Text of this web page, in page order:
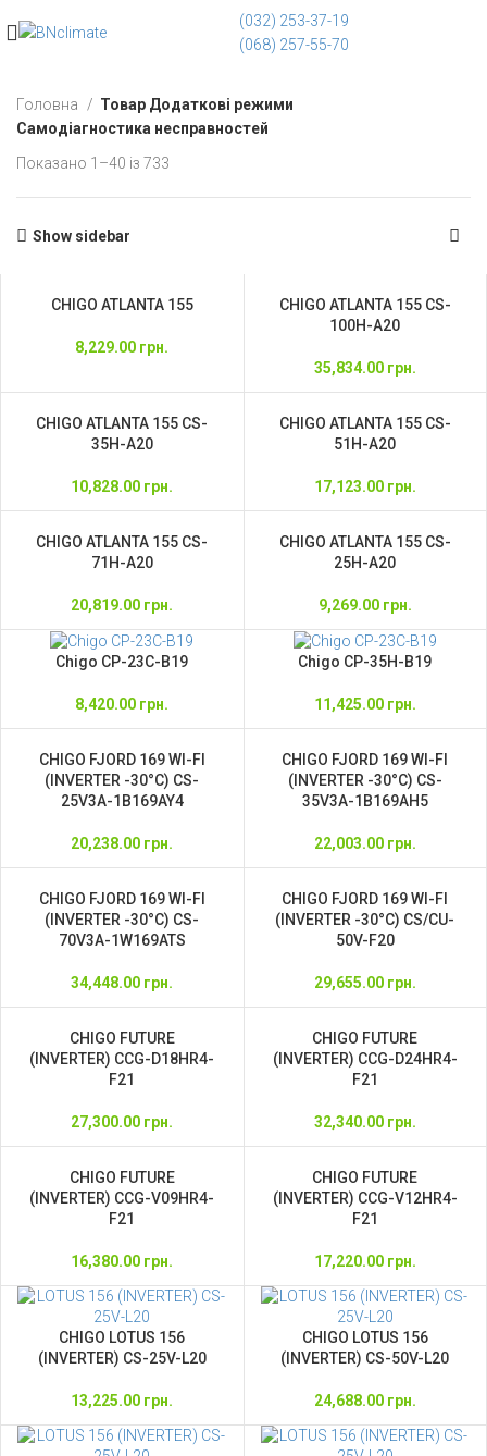
(032) 253-37-19
(068) 257-55-70
Головна
Товар Додаткові режими
Самодіагностика несправностей
Показано 1–40 із 733
Show sidebar
CHIGO ATLANTA 155
8,229.00 грн.
CHIGO ATLANTA 155 CS-
100H-A20
35,834.00 грн.
CHIGO ATLANTA 155 CS-
35H-A20
10,828.00 грн.
CHIGO ATLANTA 155 CS-
51H-A20
17,123.00 грн.
CHIGO ATLANTA 155 CS-
71H-A20
20,819.00 грн.
CHIGO ATLANTA 155 CS-
25H-A20
9,269.00 грн.
Chigo CP-23C-B19
8,420.00 грн.
Chigo CP-35H-B19
11,425.00 грн.
CHIGO FJORD 169 WI-FI
(INVERTER -30°C) CS-
25V3A-1B169AY4
20,238.00 грн.
CHIGO FJORD 169 WI-FI
(INVERTER -30°C) CS-
35V3A-1B169AH5
22,003.00 грн.
CHIGO FJORD 169 WI-FI
(INVERTER -30°C) CS-
70V3A-1W169ATS
34,448.00 грн.
CHIGO FJORD 169 WI-FI
(INVERTER -30°C) CS/CU-
50V-F20
29,655.00 грн.
CHIGO FUTURE
(INVERTER) CCG-D18HR4-
F21
27,300.00 грн.
CHIGO FUTURE
(INVERTER) CCG-D24HR4-
F21
32,340.00 грн.
CHIGO FUTURE
(INVERTER) CCG-V09HR4-
F21
16,380.00 грн.
CHIGO FUTURE
(INVERTER) CCG-V12HR4-
F21
17,220.00 грн.
CHIGO LOTUS 156
(INVERTER) CS-25V-L20
13,225.00 грн.
CHIGO LOTUS 156
(INVERTER) CS-50V-L20
24,688.00 грн.